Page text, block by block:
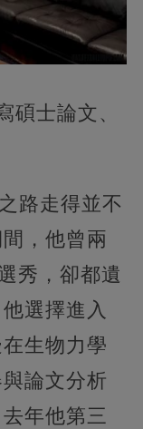
碩士論文、
路走得並不
，他曾兩
秀，卻都遺
選擇進入
生物力學
論文分析
年他第三